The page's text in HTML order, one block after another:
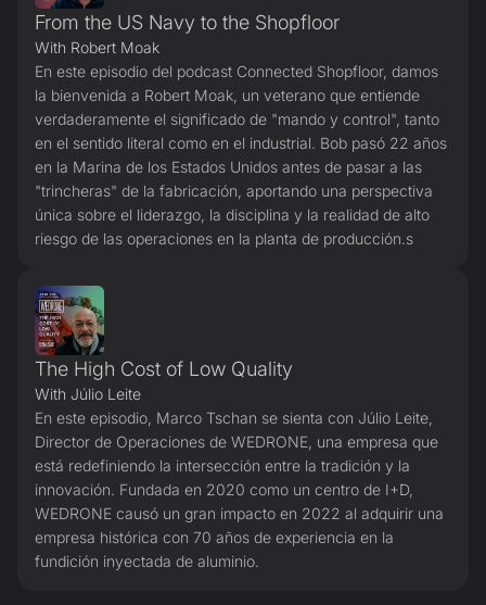
From the US Navy to the Shopfloor
With Robert Moak
En este episodio del podcast Connected Shopfloor, damos
la bienvenida a Robert Moak, un veterano que entiende
verdaderamente el significado de "mando y control", tanto
en el sentido literal como en el industrial. Bob pasó 22 años
en la Marina de los Estados Unidos antes de pasar a las
"trincheras" de la fabricación, aportando una perspectiva
única sobre el liderazgo, la disciplina y la realidad de alto
riesgo de las operaciones en la planta de producción.s
The High Cost of Low Quality
With Júlio Leite
En este episodio, Marco Tschan se sienta con Júlio Leite,
Director de Operaciones de WEDRONE, una empresa que
está redefiniendo la intersección entre la tradición y la
innovación. Fundada en 2020 como un centro de I+D,
WEDRONE causó un gran impacto en 2022 al adquirir una
empresa histórica con 70 años de experiencia en la
fundición inyectada de aluminio.